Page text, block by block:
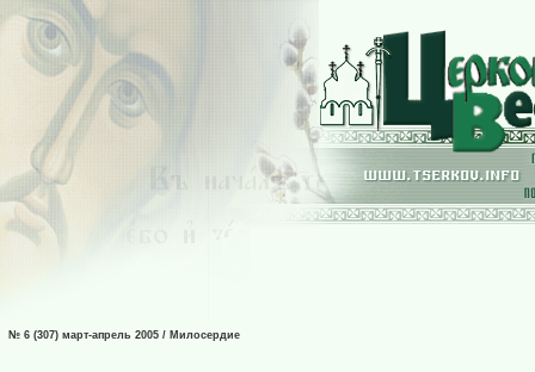
№ 6 (307) март-апрель 2005 / Милосердие